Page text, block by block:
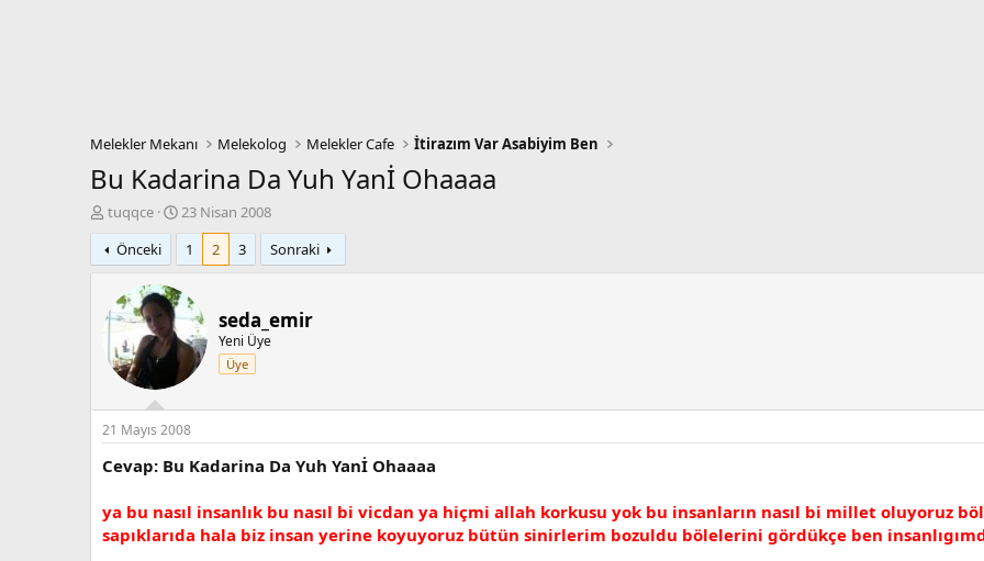
Melekler Mekanı Melekolog Melekler Cafe İtirazım Var Asabiyim Ben
Bu Kadarina Da Yuh Yanİ Ohaaaa
K
o
n
b
y
u
b
a
l
a
t
a
tuqqce
B
a
l
a
n
ı
t
a
r
i
h
23 Nisan 2008
Önceki
1 2 3 Sonraki
seda_emir
Yeni Üye
Üye
21 Mayıs 2008
Cevap: Bu Kadarina Da Yuh Yanİ Ohaaaa
ya bu nasıl insanlık bu nasıl bi vicdan ya hiçmi allah korkusu yok bu insanların nasıl bi millet oluyoruz
sapıklarıda hala biz insan yerine koyuyoruz bütün sinirlerim bozuldu bölelerini gördükçe ben